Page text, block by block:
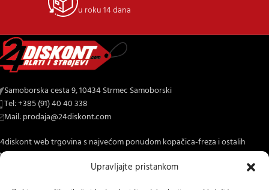
Upravljajte pristankom
u roku 14 dana
Samoborska cesta 9, 10434 Strmec Samoborski
Tel: +385 (91) 40 40 338
Mail: prodaja@24diskont.com
web trgovina s najvećom ponudom kopačica-freza i ostalih
za dom i vrt.